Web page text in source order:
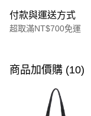
付款與運送方式
超取滿NT$700免運
信用卡一次付款
超商取貨付款
商品加價購 (10)